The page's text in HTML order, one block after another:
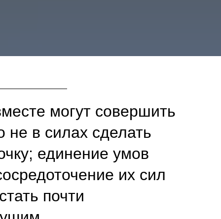
могут совершить
не в силах сделать
единение умов
их сил
почти